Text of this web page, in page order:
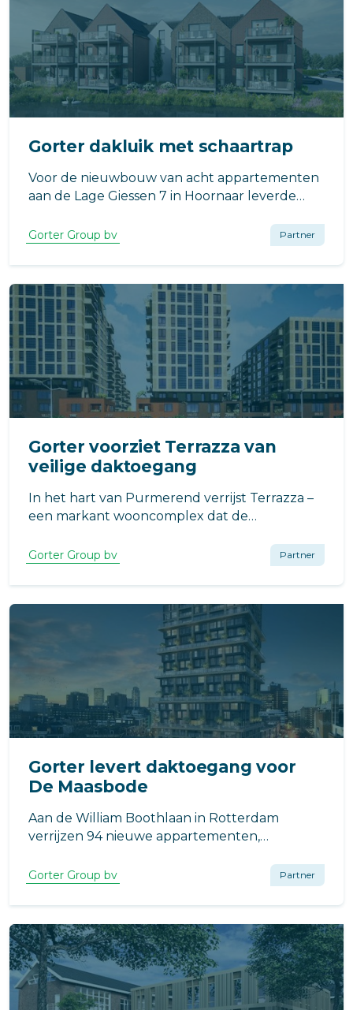
Gorter dakluik met schaartrap
Voor de nieuwbouw van acht appartementen
aan de Lage Giessen 7 in Hoornaar leverde
schaartrap. De toepassing zorgt voor een
minimale impact op de beschikbare ruimte in
de woning.
Gorter Group bv Partner
Gorter voorziet Terrazza van
veilige daktoegang
In het hart van Purmerend verrijst Terrazza –
een markant wooncomplex dat de
Gorter Group bv Partner
Gorter levert daktoegang voor
De Maasbode
Aan de William Boothlaan in Rotterdam
verrijzen 94 nieuwe appartementen,
Architecten. Van Wijnen Stolwijk B.V. realiseert
dit project als onderdeel van de verdichting
van Rotterdam.
Gorter Group bv Partner